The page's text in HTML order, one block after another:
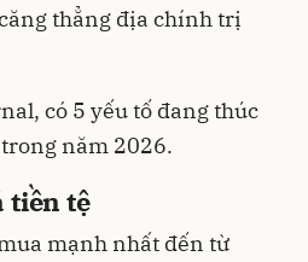
thẳng địa chính trị
có 5 yếu tố đang thúc
năm 2026.
tiền tệ
mạnh nhất đến từ